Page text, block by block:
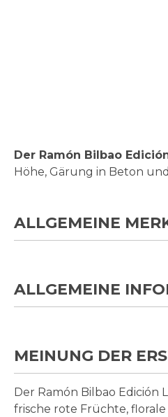
springen
Der Ramón Bilbao
Höhe, Gärung in Beton
ALLGEMEINE
ALLGEMEINE
MEINUNG DER
Der Ramón Bilbao Edición
frische rote Früchte,